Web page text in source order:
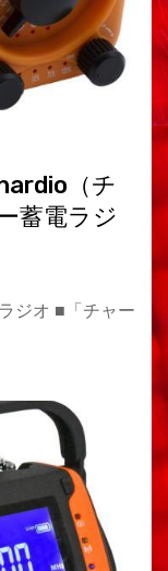
（チ
蓄電ラジ
ジオ ■「チャー